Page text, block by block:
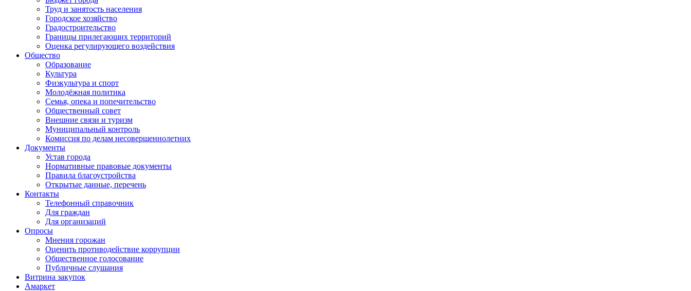
Труд и занятость населения
Городское хозяйство
Градостроительство
Границы прилегающих территорий
Оценка регулирующего воздействия
Общество
Образование
Культура
Физкультура и спорт
Молодёжная политика
Семья, опека и попечительство
Общественный совет
Внешние связи и туризм
Муниципальный контроль
Комиссия по делам несовершеннолетних
Документы
Устав города
Нормативные правовые документы
Правила благоустройства
Открытые данные, перечень
Контакты
Телефонный справочник
Для граждан
Для организаций
Опросы
Мнения горожан
Оценить противодействие коррупции
Общественное голосование
Публичные слушания
Витрина закупок
Амаркет